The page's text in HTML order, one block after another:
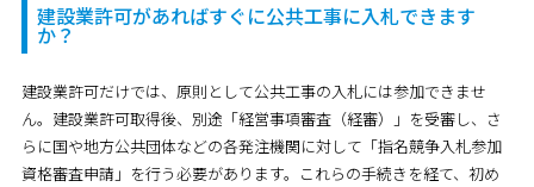
建設業許可があればすぐに公共工事に入札できます
か？
建設業許可だけでは、原則として公共工事の入札には参加できませ
ん。建設業許可取得後、別途 「経営事項審査（経審）」 を受審し、さ
らに国や地方公共団体などの各発注機関に対して 「指名競争入札参加
資格審査申請」 を行う必要があります。これらの手続きを経て、初め